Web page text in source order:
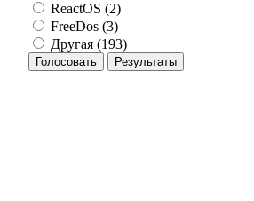
ReactOS (2)
FreeDos (3)
Другая (193)